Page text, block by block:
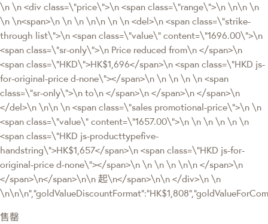
\n \n <div class=\"price\">\n <span class=\"range\">\n \n\n \n
\n \n<span>\n \n \n \n\n \n \n <del>\n <span class=\"strike-
through list\">\n <span class=\"value\" content=\"1696.00\">\n
<span class=\"sr-only\">\n Price reduced from\n </span>\n
<span class=\"HKD\">HK$1,696</span>\n <span class=\"HKD js-
for-original-price d-none\"></span>\n \n \n \n \n <span
class=\"sr-only\">\n to\n </span>\n </span>\n </span>\n
</del>\n \n\n \n <span class=\"sales promotional-price\">\n \n
<span class=\"value\" content=\"1657.00\">\n \n \n \n \n \n
<span class=\"HKD js-producttypefive-
handstring\">HK$1,657</span>\n <span class=\"HKD js-for-
original-price d-none\"></span>\n \n \n \n \n\n </span>\n
</span>\n</span>\n\n 起\n</span>\n\n </div>\n \n
售罄